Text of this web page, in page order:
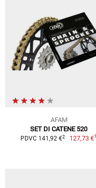
AFAM
SET DI CATENE 520
PDVC 141,92 €2 127,73 €1